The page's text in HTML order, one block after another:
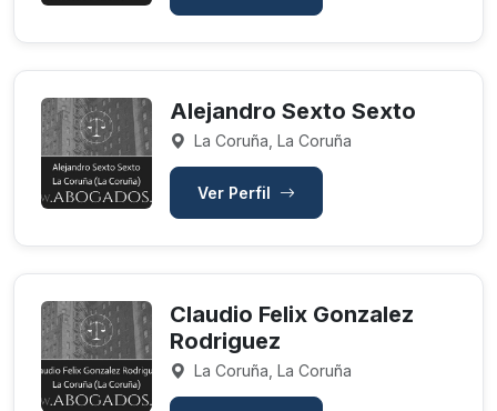
Alejandro Sexto Sexto
La Coruña, La Coruña
Ver Perfil
Claudio Felix Gonzalez
Rodriguez
La Coruña, La Coruña